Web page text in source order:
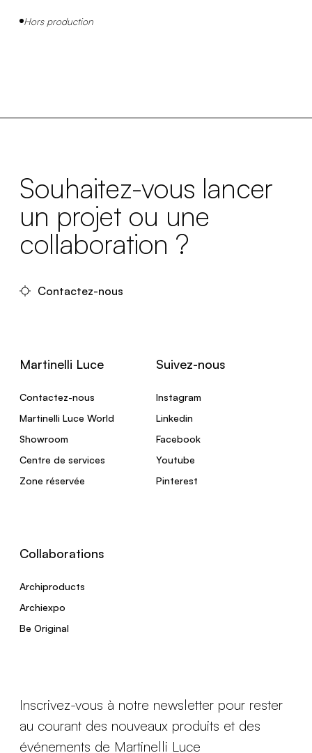
Hors production
Souhaitez-vous lancer
un projet ou une
collaboration ?
Contactez-nous
Martinelli Luce
Contactez-nous
Martinelli Luce World
Showroom
Centre de services
Zone réservée
Suivez-nous
Instagram
Linkedin
Facebook
Youtube
Pinterest
Collaborations
Archiproducts
Archiexpo
Be Original
Inscrivez-vous à notre newsletter pour rester
au courant des nouveaux produits et des
événements de Martinelli Luce